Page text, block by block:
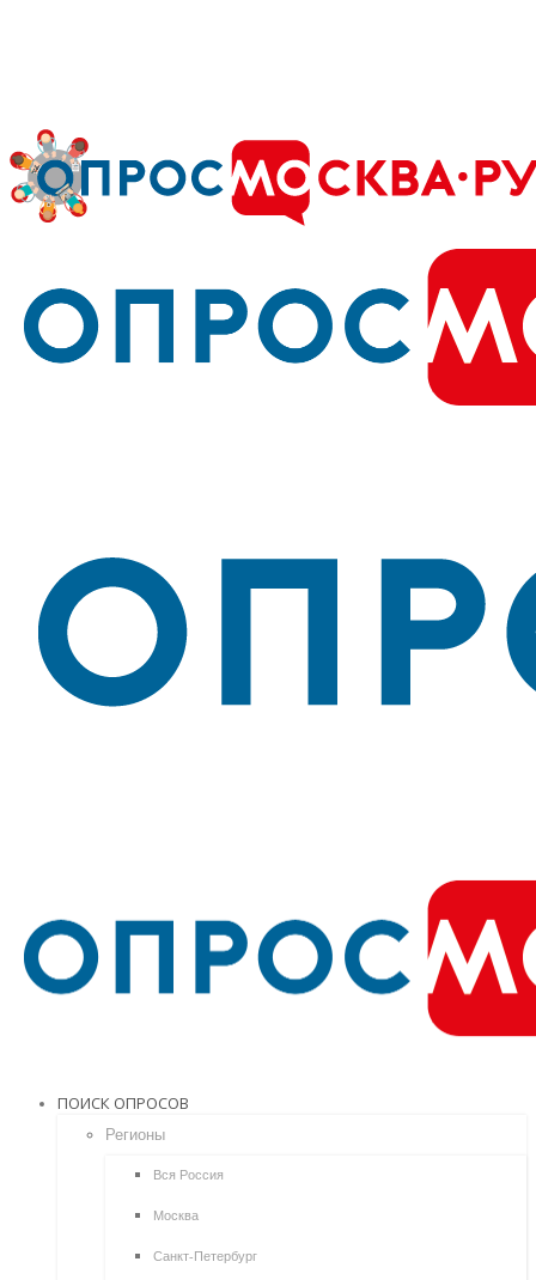
ПОИСК ОПРОСОВ
Регионы
Вся Россия
Москва
Санкт-Петербург